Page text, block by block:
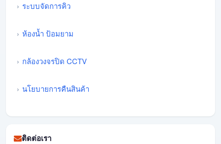
ระบบจัดการคิว
ห้องน้ำ ป้อมยาม
กล้องวงจรปิด CCTV
นโยบายการคืนสินค้า
ติดต่อเรา